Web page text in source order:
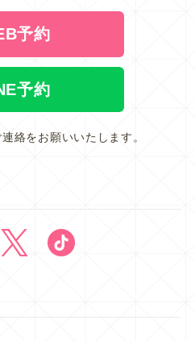
予約
予約
絡をお願いいたします。